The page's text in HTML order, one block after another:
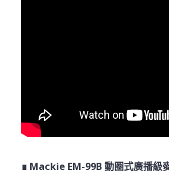
∎ Mackie EM-99B 動圈式廣播級